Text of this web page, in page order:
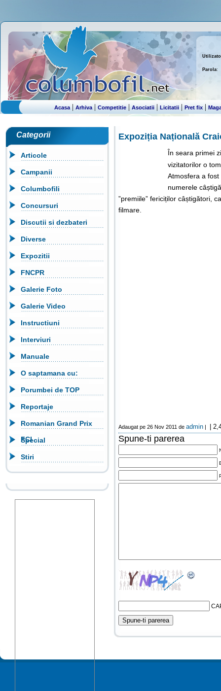
Parola:
Acasa| Arhiva|Competitie| Asociatii | Licitatii |Pret fix |
Categorii
Articole
Campanii
Columbofili
Concursuri
Discutii si dezbateri
Diverse
Expozitii
FNCPR
Galerie Foto
Galerie Video
Instructiuni
Interviuri
Manuale
O saptamana cu:
Porumbei de TOP
Reportaje
Romanian Grand Prix
FCI
Special
Stiri
Expoziția Națională
În seara primei
vizitatorilor o
Atmosfera a
numerele
”premiile” fericiților câștigători,
filmare.
Adaugat pe 26 Nov 2011 de admin | |
Spune-ti parerea